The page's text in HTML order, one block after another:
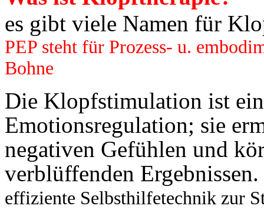
es gibt viele Namen für
PEP steht für Prozess- u.
Bohne
Die Klopfstimulation ist
Emotionsregulation; sie
negativen Gefühlen und
verblüffenden Ergebnissen.
effiziente Selbsthilfetechnik zur